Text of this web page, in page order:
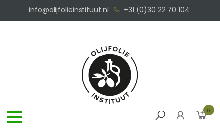
info@olijfolieinstituut.nl +31 (0)30 22 70 104
0